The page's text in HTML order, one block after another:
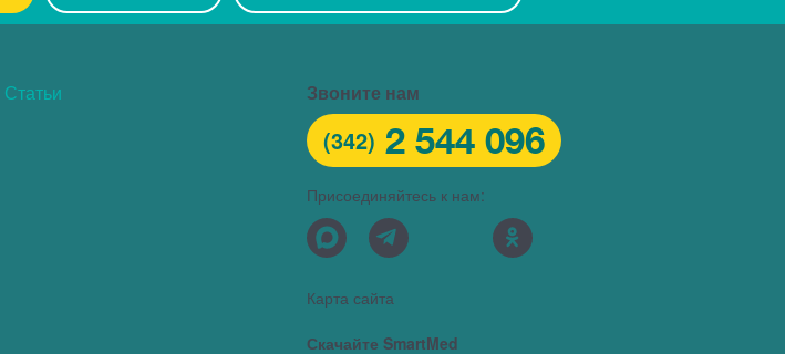
Статьи Звоните нам
(342) 2 544 096
Присоединяйтесь к нам:
Карта сайта
Скачайте SmartMed